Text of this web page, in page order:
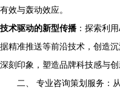
有效与轰动效应。
技术驱动的新型传播 ：探索利
据精准推送等前沿技术，创造
深刻印象，塑造品牌科技感与创
二、 专业咨询策划服务：